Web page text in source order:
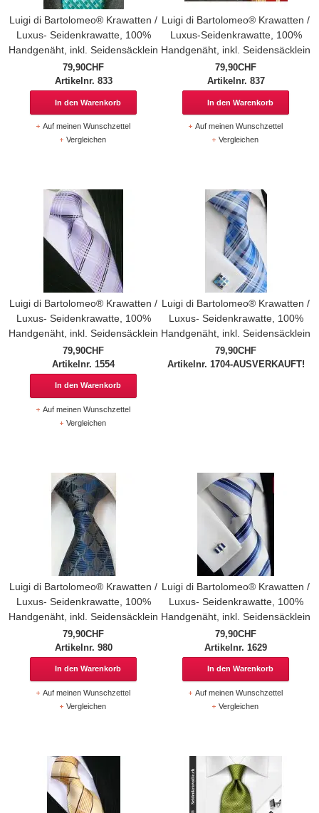
Luigi di Bartolomeo® Krawatten /
Luxus- Seidenkrawatte, 100%
Handgenäht, inkl. Seidensäcklein
79,90CHF
Artikelnr. 833
In den Warenkorb
Auf meinen Wunschzettel
Vergleichen
Luigi di Bartolomeo® Krawatten /
Luxus-Seidenkrawatte, 100%
Handgenäht, inkl. Seidensäcklein
79,90CHF
Artikelnr. 837
In den Warenkorb
Auf meinen Wunschzettel
Vergleichen
Luigi di Bartolomeo® Krawatten /
Luxus- Seidenkrawatte, 100%
Handgenäht, inkl. Seidensäcklein
79,90CHF
Artikelnr. 1554
In den Warenkorb
Auf meinen Wunschzettel
Vergleichen
Luigi di Bartolomeo® Krawatten /
Luxus- Seidenkrawatte, 100%
Handgenäht, inkl. Seidensäcklein
79,90CHF
Artikelnr. 1704-AUSVERKAUFT!
Luigi di Bartolomeo® Krawatten /
Luxus- Seidenkrawatte, 100%
Handgenäht, inkl. Seidensäcklein
79,90CHF
Artikelnr. 980
In den Warenkorb
Auf meinen Wunschzettel
Vergleichen
Luigi di Bartolomeo® Krawatten /
Luxus- Seidenkrawatte, 100%
Handgenäht, inkl. Seidensäcklein
79,90CHF
Artikelnr. 1629
In den Warenkorb
Auf meinen Wunschzettel
Vergleichen